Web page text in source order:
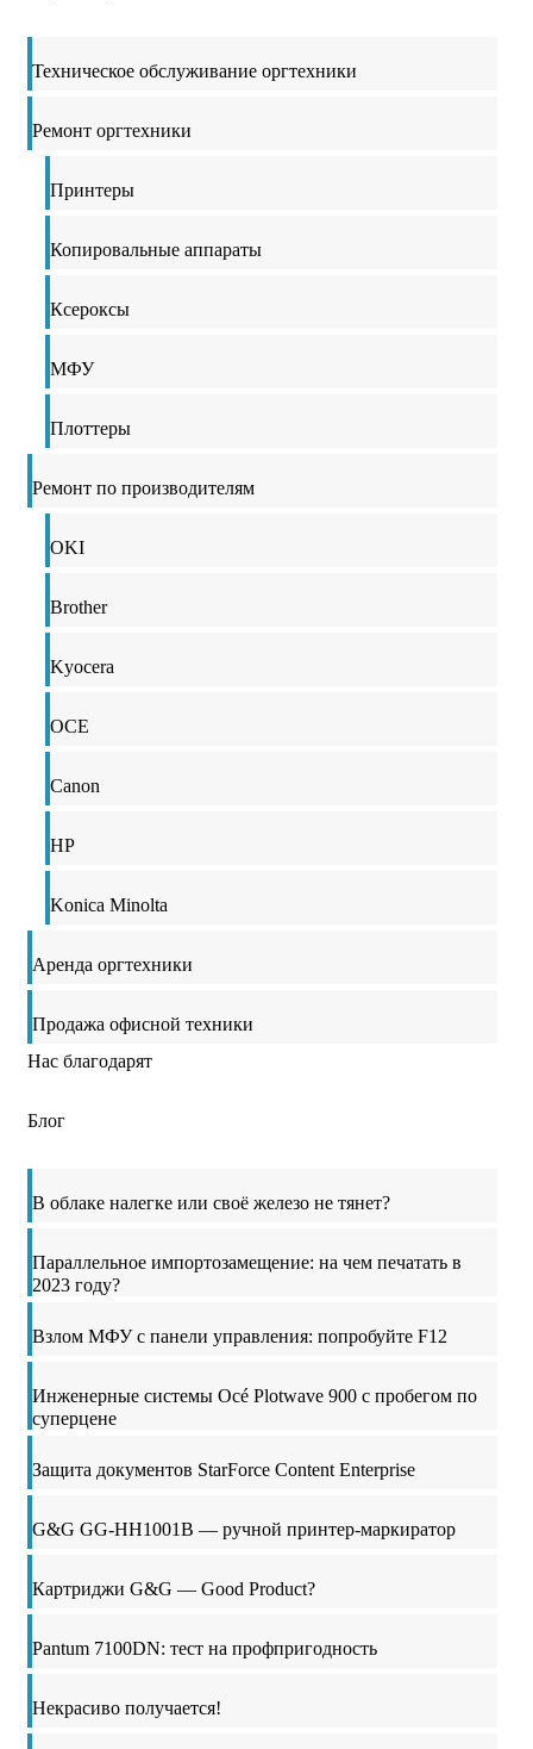
Техническое обслуживание оргтехники
Ремонт оргтехники
Принтеры
Копировальные аппараты
Ксероксы
МФУ
Плоттеры
Ремонт по производителям
OKI
Brother
Kyocera
OCE
Canon
HP
Konica Minolta
Аренда оргтехники
Продажа офисной техники
Нас благодарят
Блог
В облаке налегке или своё железо не тянет?
Параллельное импортозамещение: на чем печатать в
2023 году?
Взлом МФУ с панели управления: попробуйте F12
Инженерные системы Océ Plotwave 900 с пробегом по
суперцене
Защита документов StarForce Content Enterprise
G&G GG-HH1001B — ручной принтер-маркиратор
Картриджи G&G — Good Product?
Pantum 7100DN: тест на профпригодность
Некрасиво получается!